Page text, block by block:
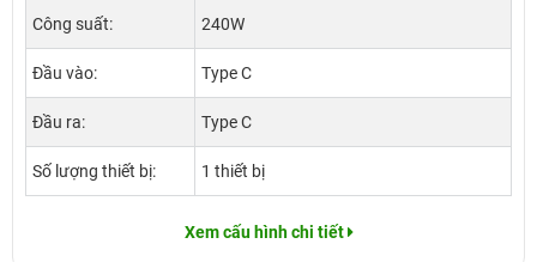
Công suất: 240W
Đầu vào: Type C
Đầu ra: Type C
Số lượng thiết bị: 1 thiết bị
Xem cấu hình chi tiết